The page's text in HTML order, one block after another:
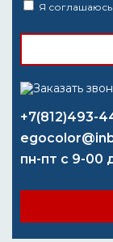
Я соглашаюсь
+7(812)493-
пн-пт с 9-00